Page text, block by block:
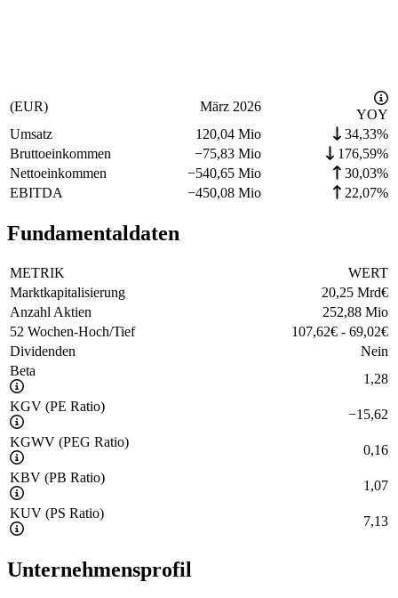
(EUR) März 2026
YOY
Umsatz
120,04 Mio
34,33%
Bruttoeinkommen
−75,83 Mio
176,59%
Nettoeinkommen
−540,65 Mio
30,03%
EBITDA
−450,08 Mio 22,07%
Fundamentaldaten
METRIK
WERT
Marktkapitalisierung
20,25 Mrd€
Anzahl Aktien
252,88 Mio
52 Wochen-Hoch/Tief
107,62€ - 69,02€
Dividenden
Nein
Beta
1,28
KGV (PE Ratio)
−15,62
KGWV (PEG Ratio)
0,16
KBV (PB Ratio)
1,07
KUV (PS Ratio)
7,13
Unternehmensprofil